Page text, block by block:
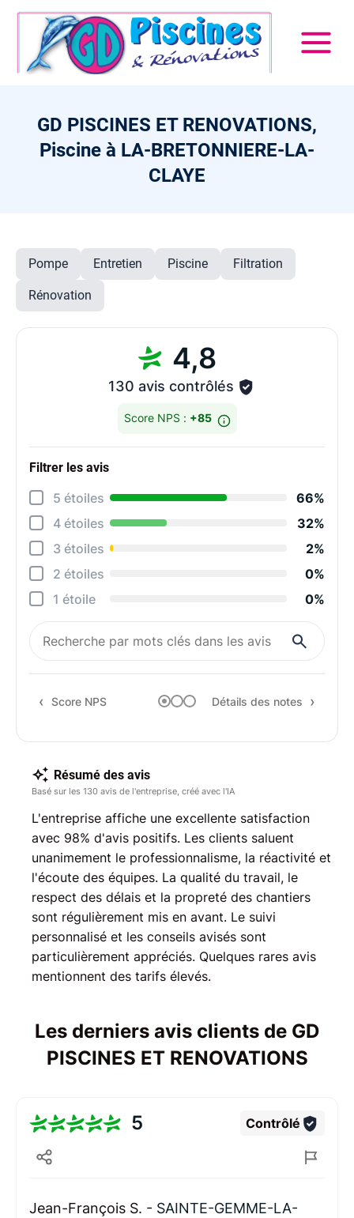
GD PISCINES ET RENOVATIONS,
Piscine à LA-BRETONNIERE-LA-
CLAYE
Pompe Entretien Piscine Filtration
Rénovation
4,8
130 avis contrôlés
Score NPS : +85
Filtrer les avis
5 étoiles
66%
4 étoiles
32%
3 étoiles
2%
2 étoiles
0%
1 étoile
0%
Score NPS Détails des notes
Résumé des avis
Basé sur les 130 avis de l'entreprise, créé avec l'IA
L'entreprise affiche une excellente satisfaction
avec 98% d'avis positifs. Les clients saluent
unanimement le professionnalisme, la réactivité et
l'écoute des équipes. La qualité du travail, le
respect des délais et la propreté des chantiers
sont régulièrement mis en avant. Le suivi
personnalisé et les conseils avisés sont
particulièrement appréciés. Quelques rares avis
mentionnent des tarifs élevés.
Les derniers avis clients de GD
PISCINES ET RENOVATIONS
5 Contrôlé
Jean-François S. - SAINTE-GEMME-LA-